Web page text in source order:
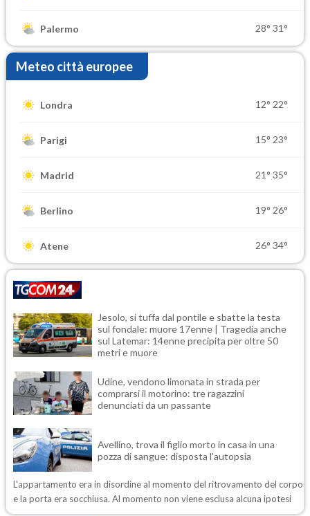
Palermo 28° 31°
Meteo città europee
Londra 12° 22°
Parigi 15° 23°
Madrid 21° 35°
Berlino 19° 26°
Atene 26° 34°
Jesolo, si tuffa dal pontile e sbatte la testa
sul fondale: muore 17enne | Tragedia anche
sul Latemar: 14enne precipita per oltre 50
metri e muore
Udine, vendono limonata in strada per
comprarsi il motorino: tre ragazzini
denunciati da un passante
Avellino, trova il figlio morto in casa in una
pozza di sangue: disposta l'autopsia
L'appartamento era in disordine al momento del ritrovamento del corpo
e la porta era socchiusa. Al momento non viene esclusa alcuna ipotesi